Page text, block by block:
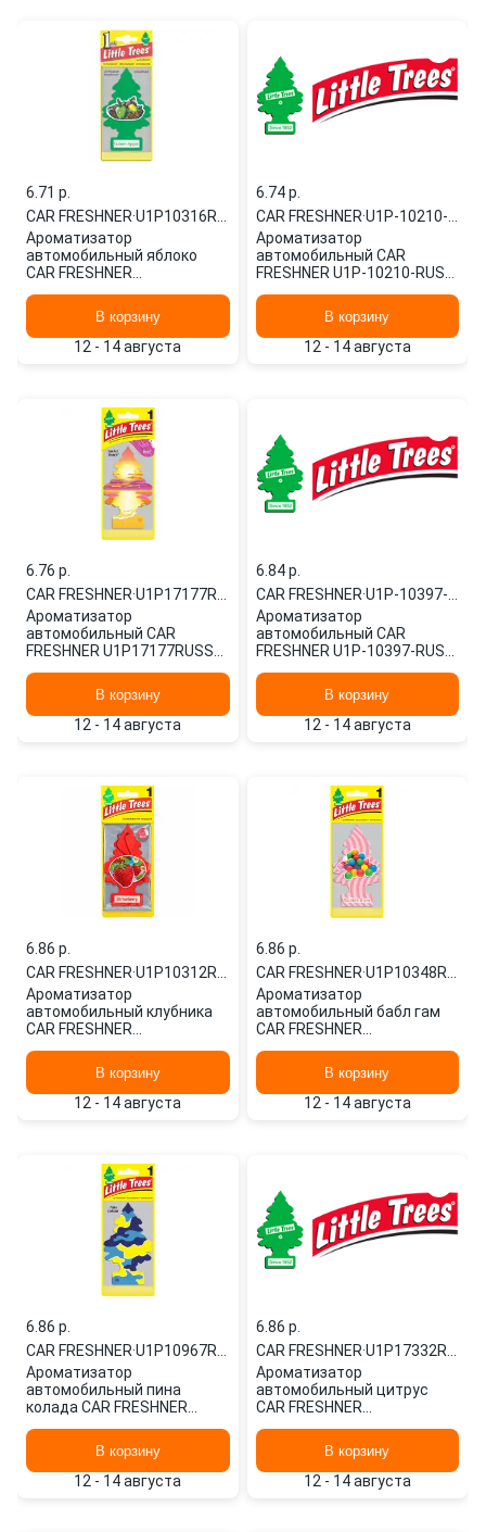
6.71 p.
CAR FRESHNER·
Ароматизатор
автомобильный яблоко
CAR FRESHNER
В корзину
12 - 14 августа
6.74 p.
CAR FRESHNER·
Ароматизатор
автомобильный CAR
FRESHNER U1P-10210-RUSS
В корзину
12 - 14 августа
6.76 p.
CAR FRESHNER·
Ароматизатор
автомобильный CAR
FRESHNER U1P17177RUSS
В корзину
12 - 14 августа
6.84 p.
CAR FRESHNER·
Ароматизатор
автомобильный CAR
FRESHNER U1P-10397-RUSS
В корзину
12 - 14 августа
6.86 p.
CAR FRESHNER·
Ароматизатор
автомобильный клубника
CAR FRESHNER
В корзину
12 - 14 августа
6.86 p.
CAR FRESHNER·
Ароматизатор
автомобильный бабл гам
CAR FRESHNER
В корзину
12 - 14 августа
6.86 p.
CAR FRESHNER·
Ароматизатор
автомобильный пина
колада CAR FRESHNER
В корзину
12 - 14 августа
6.86 p.
CAR FRESHNER·
Ароматизатор
автомобильный цитрус
CAR FRESHNER
В корзину
12 - 14 августа